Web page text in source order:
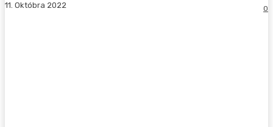
11. Októbra 2022 0